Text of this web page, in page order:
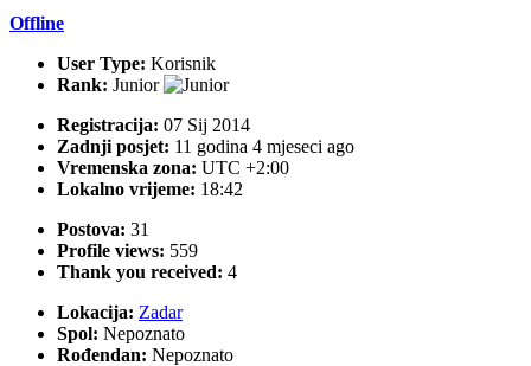
Offline
User Type: Korisnik
Rank: Junior
Registracija: 07 Sij 2014
Zadnji posjet: 11 godina 4 mjeseci ago
Vremenska zona: UTC +2:00
Lokalno vrijeme: 18:42
Postova: 31
Profile views: 559
Thank you received: 4
Lokacija: Zadar
Spol: Nepoznato
Rođendan: Nepoznato